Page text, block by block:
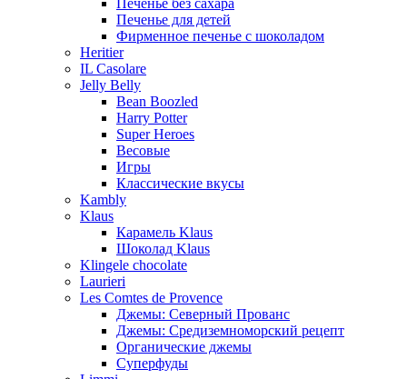
Печенье без сахара
Печенье для детей
Фирменное печенье с шоколадом
Heritier
IL Casolare
Jelly Belly
Bean Boozled
Harry Potter
Super Heroes
Весовые
Игры
Классические вкусы
Kambly
Klaus
Карамель Klaus
Шоколад Klaus
Klingele chocolate
Laurieri
Les Comtes de Provence
Джемы: Северный Прованс
Джемы: Средиземноморский рецепт
Органические джемы
Суперфуды